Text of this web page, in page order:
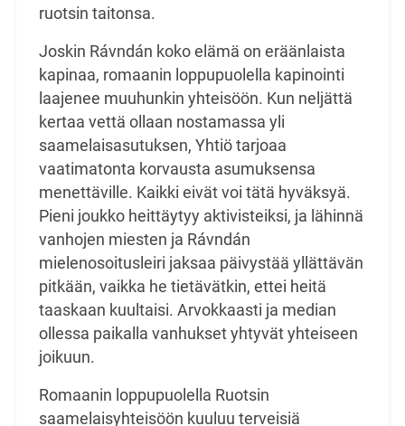
ruotsin taitonsa.
Joskin Rávndán koko elämä on eräänlaista
kapinaa, romaanin loppupuolella kapinointi
laajenee muuhunkin yhteisöön. Kun neljättä
kertaa vettä ollaan nostamassa yli
saamelaisasutuksen, Yhtiö tarjoaa
vaatimatonta korvausta asumuksensa
menettäville. Kaikki eivät voi tätä hyväksyä.
Pieni joukko heittäytyy aktivisteiksi, ja lähinnä
vanhojen miesten ja Rávndán
mielenosoitusleiri jaksaa päivystää yllättävän
pitkään, vaikka he tietävätkin, ettei heitä
taaskaan kuultaisi. Arvokkaasti ja median
ollessa paikalla vanhukset yhtyvät yhteiseen
joikuun.
Romaanin loppupuolella Ruotsin
saamelaisyhteisöön kuuluu terveisiä